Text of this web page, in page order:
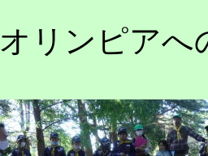
オリンピアへ